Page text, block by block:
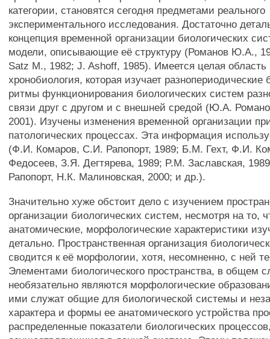
категории, становятся сегодня предметами реального
экспериментального исследования. Достаточно
концепция временной организации биологических
модели, описывающие её структуру (Романов Ю.А.,
Satz М., 1982; J. Ashoff, 1985). Имеется целая область
хронобиология, которая изучает разнопериодические
ритмы функционирования биологических систем
связи друг с другом и с внешней средой (Ю.А.
2001). Изучены изменения временной организации
патологических процессах. Эта информация
(Ф.И. Комаров, С.И. Рапопорт, 1989; Б.М. Гехт, Ф.И.
Федосеев, З.Я. Дегтярева, 1989; P.M. Заславская,
Рапопорт, Н.К. Малиновская, 2000; и др.).
Значительно хуже обстоит дело с изучением
организации биологических систем, несмотря на то,
анатомические, морфологические характеристики
детально. Пространственная организация
сводится к её морфологии, хотя, несомненно, с ней
Элементами биологического пространства, в общем
необязательно являются морфологические
ими служат общие для биологической системы и
характера и формы ее анатомического устройства
распределенные показатели биологических